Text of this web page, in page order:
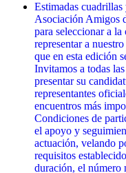
Estimadas
Asociación Amigos
para seleccionar a
representar a
que en esta edición
Invitamos a todas
presentar su
representantes
encuentros más
Condiciones de
el apoyo y
actuación, velando
requisitos
duración, el número